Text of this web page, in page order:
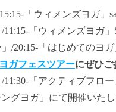
「ウィメンズヨガ」
/11:15-「ウィメンズヨガ
」/20:15-「はじめてのヨ
ヨガフェスツアーにぜひご
/11:30-「アクティブフ
グヨガ」にて開催いたし